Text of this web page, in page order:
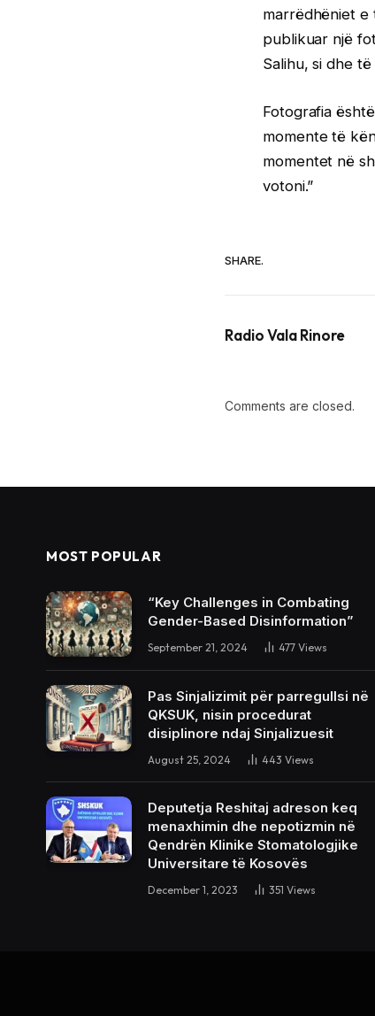
marrëdhëniet e
publikuar një
Salihu, si dhe
Fotografia
momente të
momentet në
votoni.”
SHARE.
Radio Vala Rinore
Comments are closed.
MOST POPULAR
“Key Challenges in Combating
Gender-Based Disinformation”
September 21, 2024 477 Views
Pas Sinjalizimit për parregullsi në
QKSUK, nisin procedurat
disiplinore ndaj Sinjalizuesit
August 25, 2024 443 Views
Deputetja Reshitaj adreson keq
menaxhimin dhe nepotizmin në
Qendrën Klinike Stomatologjike
Universitare të Kosovës
December 1, 2023 351 Views